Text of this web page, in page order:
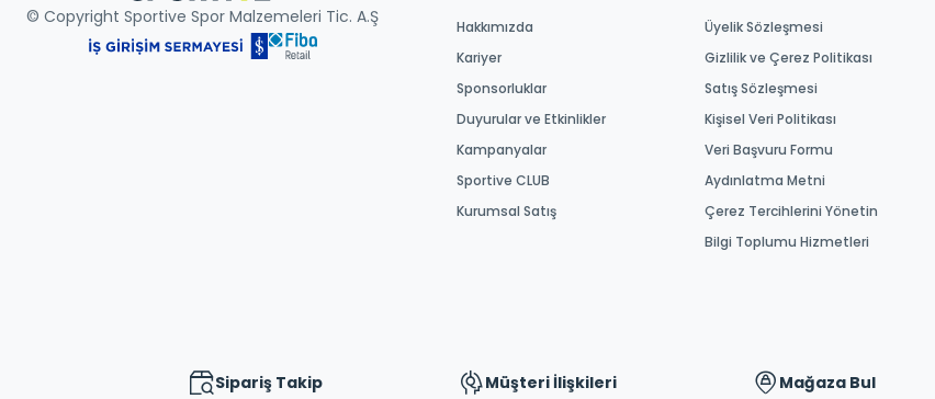
© Copyright Sportive Spor Malzemeleri Tic. A.Ş
Hakkımızda
Kariyer
Sponsorluklar
Duyurular ve Etkinlikler
Kampanyalar
Sportive CLUB
Kurumsal Satış
Üyelik Sözleşmesi
Gizlilik ve Çerez Politikası
Satış Sözleşmesi
Kişisel Veri Politikası
Veri Başvuru Formu
Aydınlatma Metni
Çerez Tercihlerini Yönetin
Bilgi Toplumu Hizmetleri
Sipariş Takip Müşteri İlişkileri Mağaza Bul